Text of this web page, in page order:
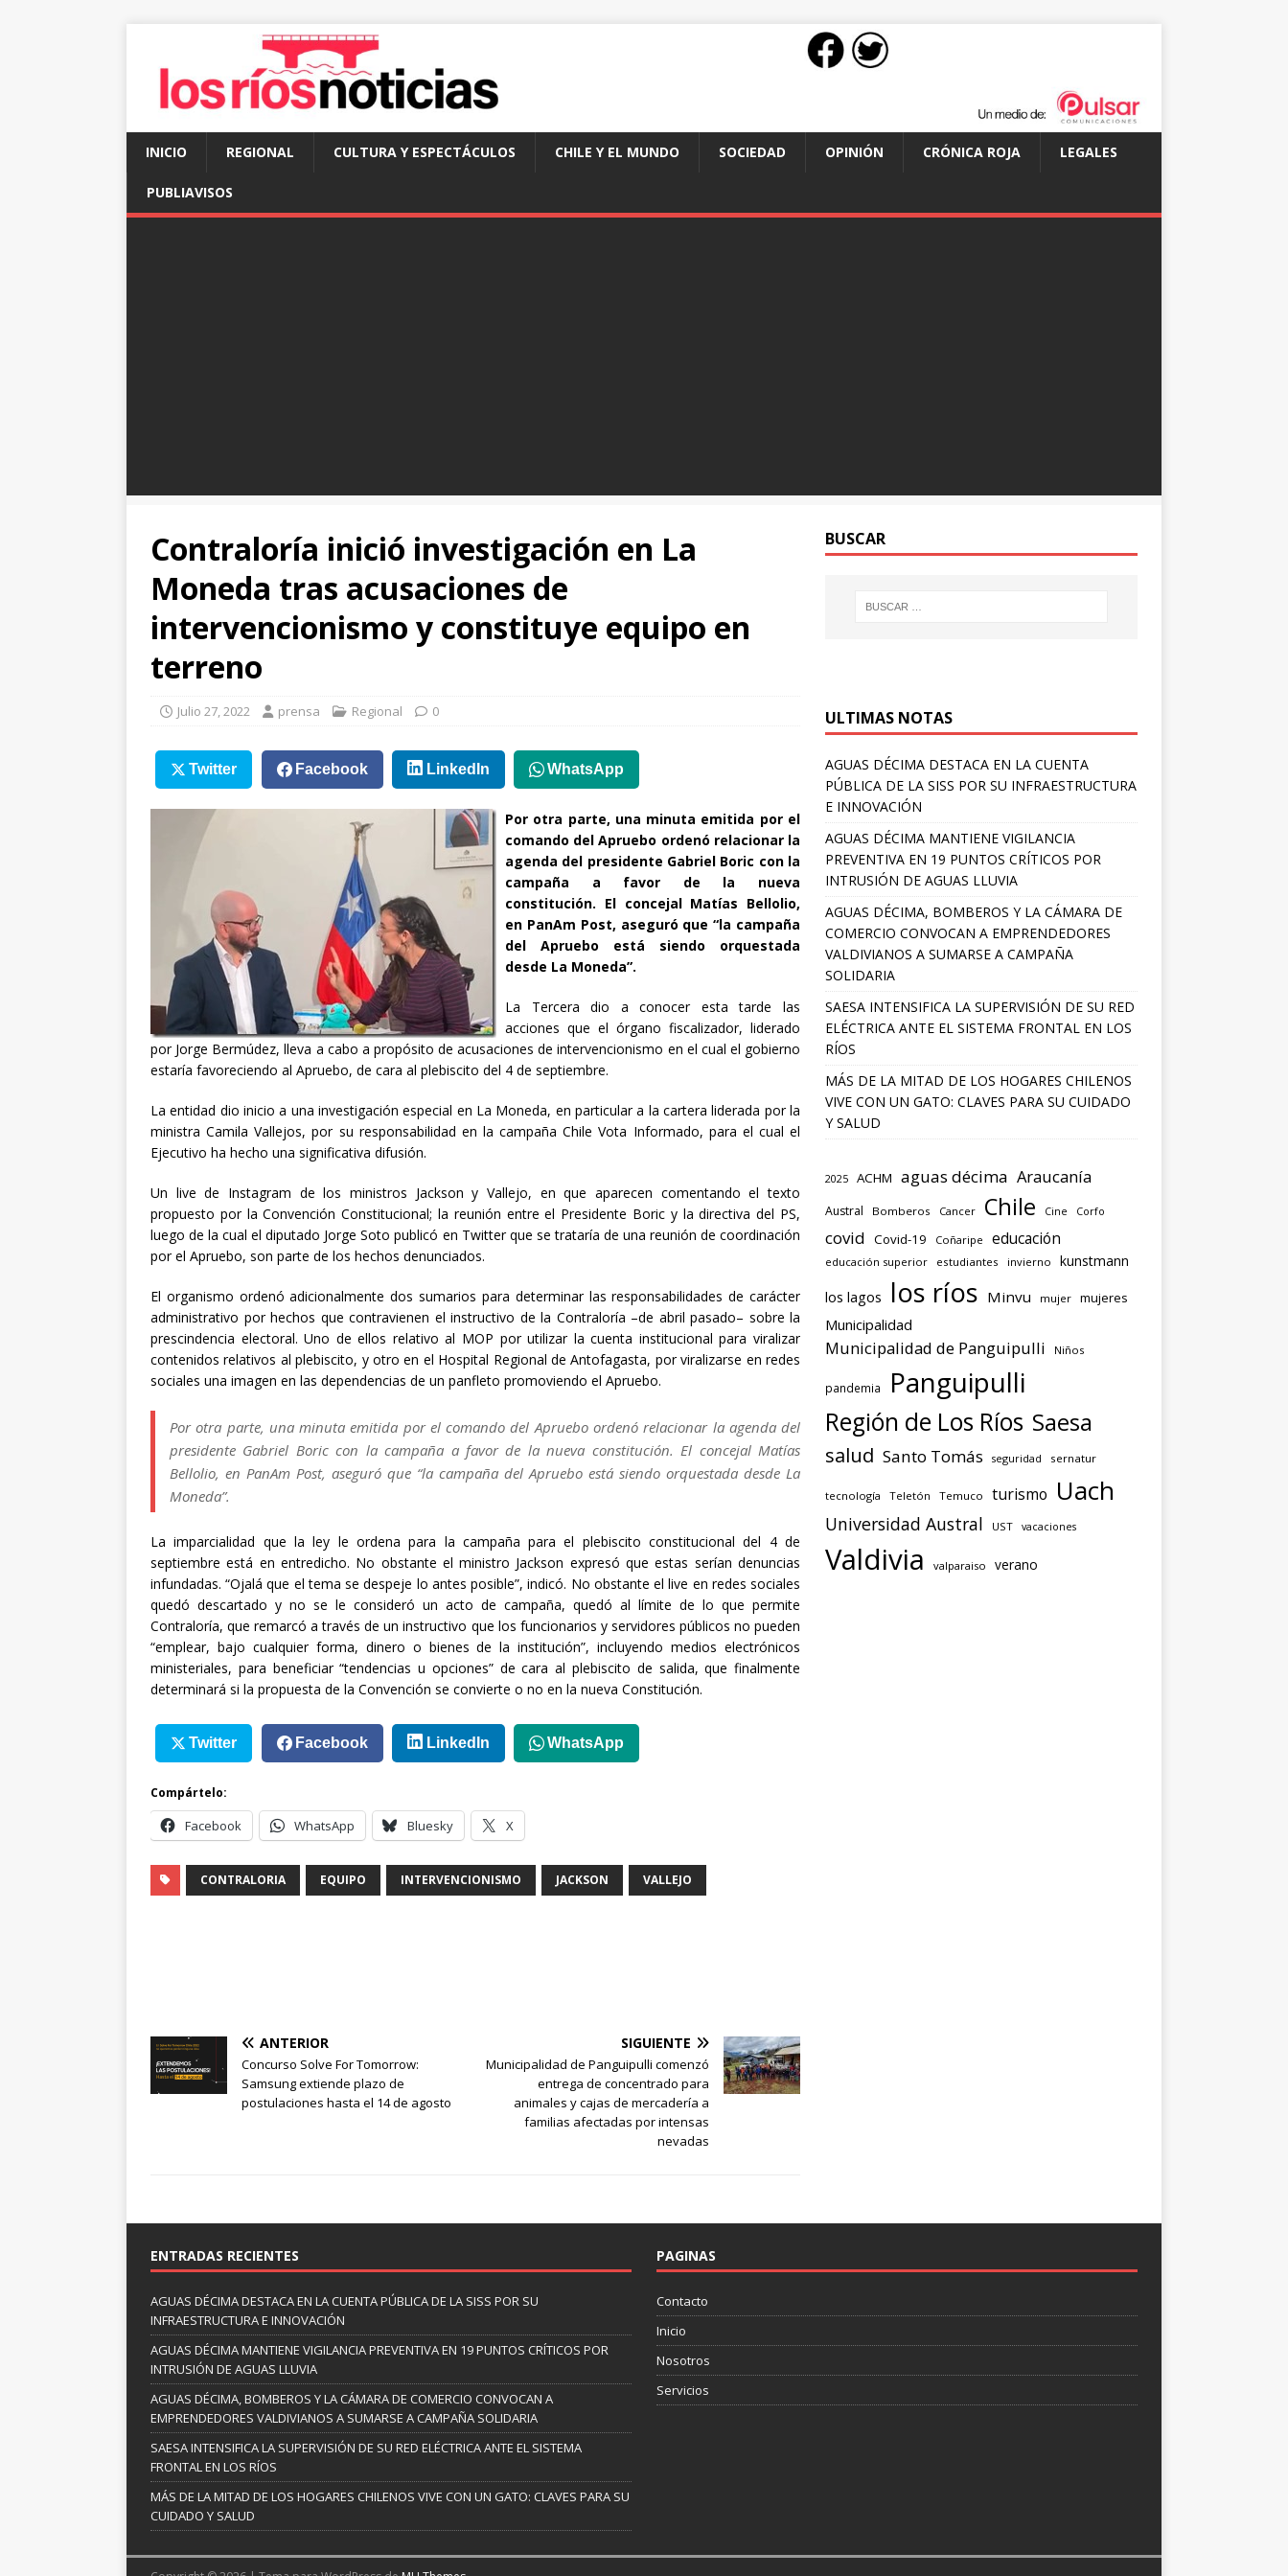
INICIO REGIONAL CULTURA Y ESPECTÁCULOS CHILE Y EL MUNDO SOCIEDAD OPINIÓN CRÓNICA ROJA LEGALES
PUBLIAVISOS
Contraloría inició investigación en La
Moneda tras acusaciones de
intervencionismo y constituye equipo en
terreno
Julio 27, 2022 prensa Regional 0
Twitter Facebook LinkedIn WhatsApp
Por otra parte, una minuta emitida por el
comando del Apruebo ordenó relacionar la
agenda del presidente Gabriel Boric con la
campaña a favor de la nueva
constitución. El concejal Matías Bellolio,
en PanAm Post, aseguró que “la campaña
del Apruebo está siendo orquestada
desde La Moneda”.
La Tercera dio a conocer esta tarde las
acciones que el órgano fiscalizador, liderado
por Jorge Bermúdez, lleva a cabo a propósito de acusaciones de intervencionismo en el cual el gobierno
estaría favoreciendo al Apruebo, de cara al plebiscito del 4 de septiembre.
La entidad dio inicio a una investigación especial en La Moneda, en particular a la cartera liderada por la
ministra Camila Vallejos, por su responsabilidad en la campaña Chile Vota Informado, para el cual el
Ejecutivo ha hecho una significativa difusión.
Un live de Instagram de los ministros Jackson y Vallejo, en que aparecen comentando el texto
propuesto por la Convención Constitucional; la reunión entre el Presidente Boric y la directiva del PS,
luego de la cual el diputado Jorge Soto publicó en Twitter que se trataría de una reunión de coordinación
por el Apruebo, son parte de los hechos denunciados.
El organismo ordenó adicionalmente dos sumarios para determinar las responsabilidades de carácter
administrativo por hechos que contravienen el instructivo de la Contraloría –de abril pasado– sobre la
prescindencia electoral. Uno de ellos relativo al MOP por utilizar la cuenta institucional para viralizar
contenidos relativos al plebiscito, y otro en el Hospital Regional de Antofagasta, por viralizarse en redes
sociales una imagen en las dependencias de un panfleto promoviendo el Apruebo.
Por otra parte, una minuta emitida por el comando del Apruebo ordenó relacionar la agenda del
presidente Gabriel Boric con la campaña a favor de la nueva constitución. El concejal Matías
Bellolio, en PanAm Post, aseguró que “la campaña del Apruebo está siendo orquestada desde La
Moneda”.
La imparcialidad que la ley le ordena para la campaña para el plebiscito constitucional del 4 de
septiembre está en entredicho. No obstante el ministro Jackson expresó que estas serían denuncias
infundadas. “Ojalá que el tema se despeje lo antes posible”, indicó. No obstante el live en redes sociales
quedó descartado y no se le consideró un acto de campaña, quedó al límite de lo que permite
Contraloría, que remarcó a través de un instructivo que los funcionarios y servidores públicos no pueden
“emplear, bajo cualquier forma, dinero o bienes de la institución”, incluyendo medios electrónicos
ministeriales, para beneficiar “tendencias u opciones” de cara al plebiscito de salida, que finalmente
determinará si la propuesta de la Convención se convierte o no en la nueva Constitución.
Twitter Facebook LinkedIn WhatsApp
Compártelo:
Facebook WhatsApp Bluesky X
CONTRALORIA EQUIPO INTERVENCIONISMO JACKSON VALLEJO
ANTERIOR
Concurso Solve For Tomorrow:
Samsung extiende plazo de
postulaciones hasta el 14 de agosto
SIGUIENTE
Municipalidad de Panguipulli comenzó
entrega de concentrado para
animales y cajas de mercadería a
familias afectadas por intensas
nevadas
BUSCAR
ULTIMAS NOTAS
AGUAS DÉCIMA DESTACA EN LA CUENTA
PÚBLICA DE LA SISS POR SU INFRAESTRUCTURA
E INNOVACIÓN
AGUAS DÉCIMA MANTIENE VIGILANCIA
PREVENTIVA EN 19 PUNTOS CRÍTICOS POR
INTRUSIÓN DE AGUAS LLUVIA
AGUAS DÉCIMA, BOMBEROS Y LA CÁMARA DE
COMERCIO CONVOCAN A EMPRENDEDORES
VALDIVIANOS A SUMARSE A CAMPAÑA
SOLIDARIA
SAESA INTENSIFICA LA SUPERVISIÓN DE SU RED
ELÉCTRICA ANTE EL SISTEMA FRONTAL EN LOS
RÍOS
MÁS DE LA MITAD DE LOS HOGARES CHILENOS
VIVE CON UN GATO: CLAVES PARA SU CUIDADO
Y SALUD
2025 ACHM aguas décima Araucanía
Austral Bomberos Cancer Chile Cine Corfo
covid Covid-19 Coñaripe educación
educación superior estudiantes invierno kunstmann
los lagos los ríos Minvu mujer mujeres
Municipalidad
Municipalidad de Panguipulli Niños
pandemia Panguipulli
Región de Los Ríos Saesa
salud Santo Tomás seguridad sernatur
tecnología Teletón Temuco turismo Uach
Universidad Austral UST vacaciones
Valdivia valparaiso verano
ENTRADAS RECIENTES
AGUAS DÉCIMA DESTACA EN LA CUENTA PÚBLICA DE LA SISS POR SU
INFRAESTRUCTURA E INNOVACIÓN
AGUAS DÉCIMA MANTIENE VIGILANCIA PREVENTIVA EN 19 PUNTOS CRÍTICOS POR
INTRUSIÓN DE AGUAS LLUVIA
AGUAS DÉCIMA, BOMBEROS Y LA CÁMARA DE COMERCIO CONVOCAN A
EMPRENDEDORES VALDIVIANOS A SUMARSE A CAMPAÑA SOLIDARIA
SAESA INTENSIFICA LA SUPERVISIÓN DE SU RED ELÉCTRICA ANTE EL SISTEMA
FRONTAL EN LOS RÍOS
MÁS DE LA MITAD DE LOS HOGARES CHILENOS VIVE CON UN GATO: CLAVES PARA SU
CUIDADO Y SALUD
PAGINAS
Contacto
Inicio
Nosotros
Servicios